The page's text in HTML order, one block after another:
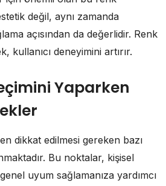
değil, aynı zamanda
açısından da değerlidir. Renk
kullanıcı deneyimini artırır.
Yaparken
dikkat edilmesi gereken bazı
Bu noktalar, kişisel
uyum sağlamanıza yardımcı